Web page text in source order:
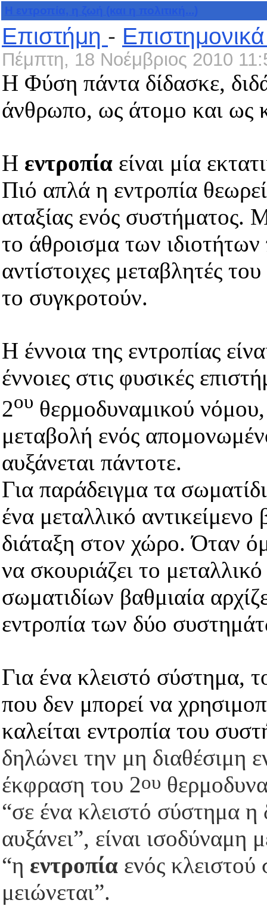
Επιστήμη -
Πέμπτη, 18 Νοέμβριος 2010
Η Φύση πάντα δίδασκε,
άνθρωπο, ως άτομο και ως
Η εντροπία είναι μία
Πιό απλά η εντροπία
αταξίας ενός συστήματος.
το άθροισμα των ιδιοτήτων
αντίστοιχες μεταβλητές
το συγκροτούν.
Η έννοια της εντροπίας
έννοιες στις φυσικές
2ου θερμοδυναμικού
μεταβολή ενός
αυξάνεται πάντοτε.
Για παράδειγμα τα
ένα μεταλλικό
διάταξη στον χώρο. Όταν
να σκουριάζει το
σωματιδίων βαθμιαία
εντροπία των δύο
Για ένα κλειστό σύστημα,
που δεν μπορεί να
καλείται εντροπία του
δηλώνει την μη διαθέσιμη
έκφραση του 2ου
“σε ένα κλειστό σύστημα η
αυξάνει”, είναι
“η εντροπία ενός
μειώνεται”.